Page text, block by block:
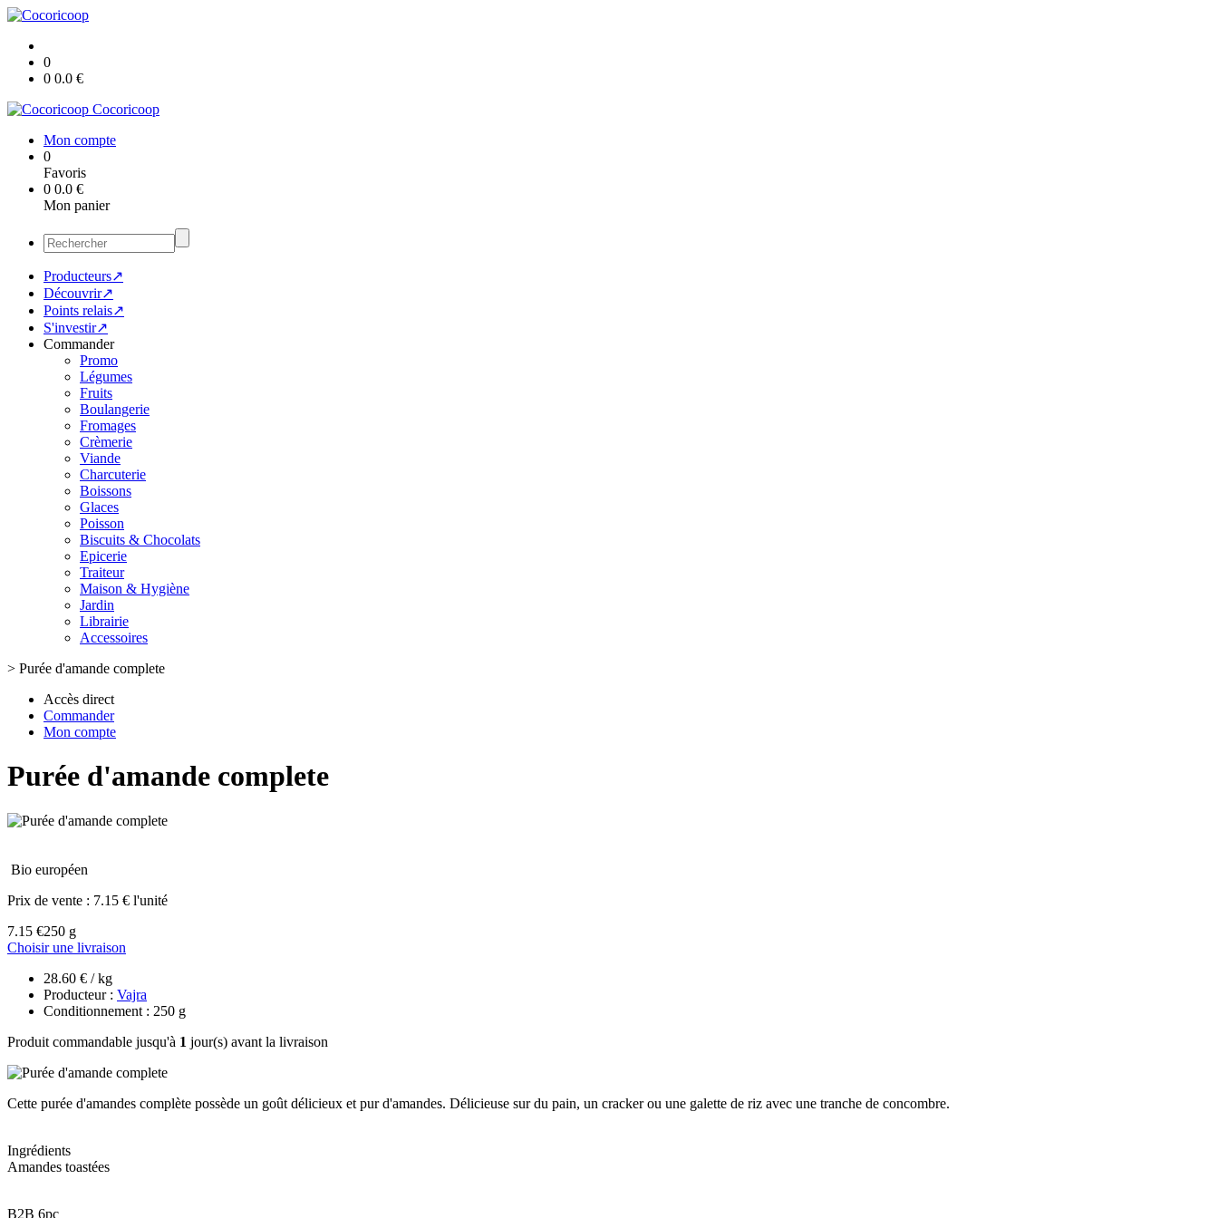
0
0 0.0 €
Cocoricoop
Mon compte
0
Favoris
0 0.0 €
Mon panier
Producteurs↗
Découvrir↗
Points relais↗
S'investir↗
Commander
Promo
Légumes
Fruits
Boulangerie
Fromages
Crèmerie
Viande
Charcuterie
Boissons
Glaces
Poisson
Biscuits & Chocolats
Epicerie
Traiteur
Maison & Hygiène
Jardin
Librairie
Accessoires
> Purée d'amande complete
Accès direct
Commander
Mon compte
Purée d'amande complete
Bio européen
Prix de vente : 7.15 € l'unité
7.15 €250 g
Choisir une livraison
28.60 € / kg
Producteur : Vajra
Conditionnement : 250 g
Produit commandable jusqu'à 1 jour(s) avant la livraison
Cette purée d'amandes complète possède un goût délicieux et pur d'amandes. Délicieuse sur du pain, un cracker ou une galette de riz avec une tranche de concombre.
Ingrédients
Amandes toastées
B2B 6pc